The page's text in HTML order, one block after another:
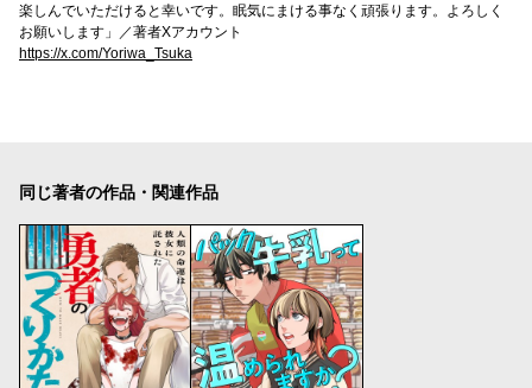
楽しんでいただけると幸いです。眠気にまける事なく頑張ります。よろしく
お願いします」／著者Xアカウント
https://x.com/Yoriwa_Tsuka
同じ著者の作品・関連作品